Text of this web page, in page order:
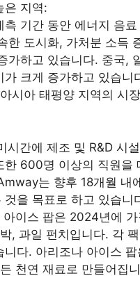
은 지역:
기간 동안 에너지 음
한 도시화, 가처분 소득
가하고 있습니다. 중국,
가 크게 증가하고 있습
시아 태평양 지역의 시
시간에 제조 및 R&D 시
한 600명 이상의 직원을
는 향후 18개월 내
을 목표로 하고 있습니
이스 팝은 2024년에
, 과일 펀치입니다. 각
니다. 아리조나 아이스
천연 재료로 만들어집